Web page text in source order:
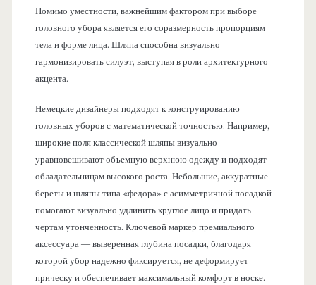
Помимо уместности, важнейшим фактором при выборе
головного убора является его соразмерность пропорциям
тела и форме лица. Шляпа способна визуально
гармонизировать силуэт, выступая в роли архитектурного
акцента.
Немецкие дизайнеры подходят к конструированию
головных уборов с математической точностью. Например,
широкие поля классической шляпы визуально
уравновешивают объемную верхнюю одежду и подходят
обладательницам высокого роста. Небольшие, аккуратные
береты и шляпы типа «федора» с асимметричной посадкой
помогают визуально удлинить круглое лицо и придать
чертам утонченность. Ключевой маркер премиального
аксессуара — выверенная глубина посадки, благодаря
которой убор надежно фиксируется, не деформирует
прическу и обеспечивает максимальный комфорт в носке.